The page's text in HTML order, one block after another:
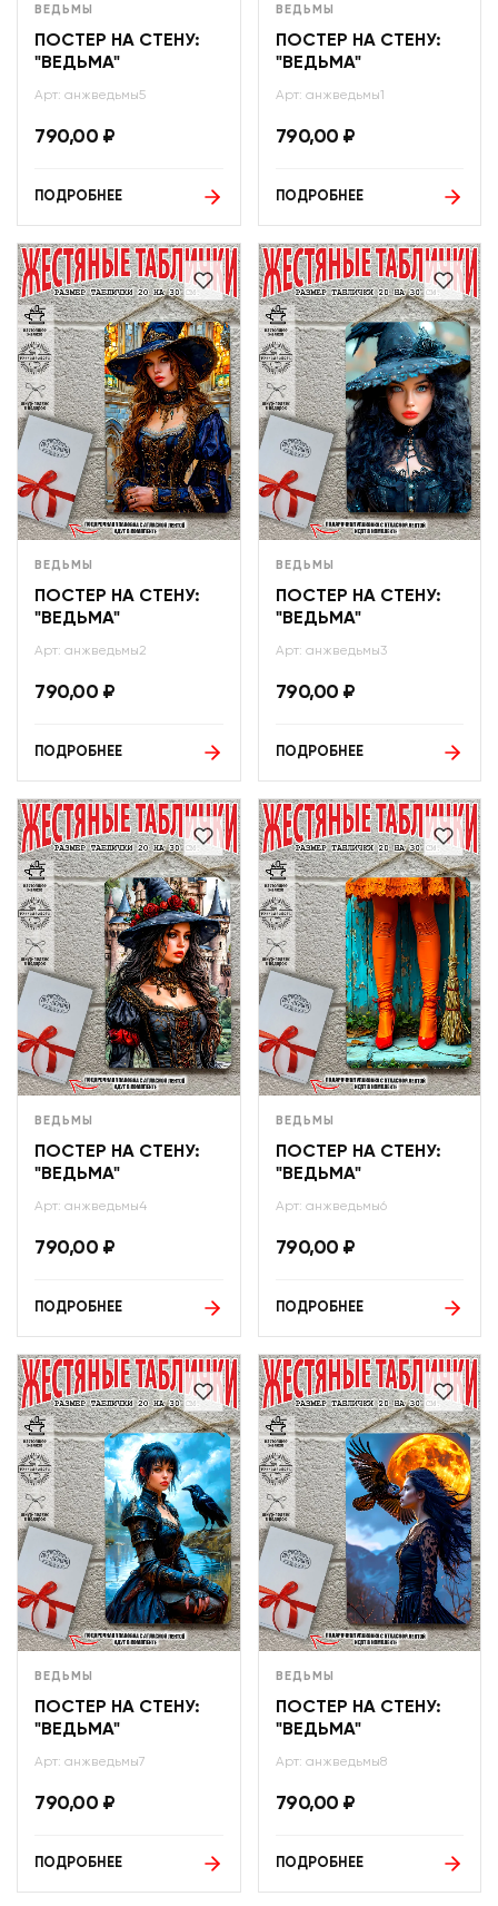
ВЕДЬМЫ
ПОСТЕР НА СТЕНУ:
"ВЕДЬМА"
Арт: анжведьмы5
790,00 ₽
ПОДРОБНЕЕ
ВЕДЬМЫ
ПОСТЕР НА СТЕНУ:
"ВЕДЬМА"
Арт: анжведьмы1
790,00 ₽
ПОДРОБНЕЕ
ВЕДЬМЫ
ПОСТЕР НА СТЕНУ:
"ВЕДЬМА"
Арт: анжведьмы2
790,00 ₽
ПОДРОБНЕЕ
ВЕДЬМЫ
ПОСТЕР НА СТЕНУ:
"ВЕДЬМА"
Арт: анжведьмы3
790,00 ₽
ПОДРОБНЕЕ
ВЕДЬМЫ
ПОСТЕР НА СТЕНУ:
"ВЕДЬМА"
Арт: анжведьмы4
790,00 ₽
ПОДРОБНЕЕ
ВЕДЬМЫ
ПОСТЕР НА СТЕНУ:
"ВЕДЬМА"
Арт: анжведьмы6
790,00 ₽
ПОДРОБНЕЕ
ВЕДЬМЫ
ПОСТЕР НА СТЕНУ:
"ВЕДЬМА"
Арт: анжведьмы7
790,00 ₽
ПОДРОБНЕЕ
ВЕДЬМЫ
ПОСТЕР НА СТЕНУ:
"ВЕДЬМА"
Арт: анжведьмы8
790,00 ₽
ПОДРОБНЕЕ